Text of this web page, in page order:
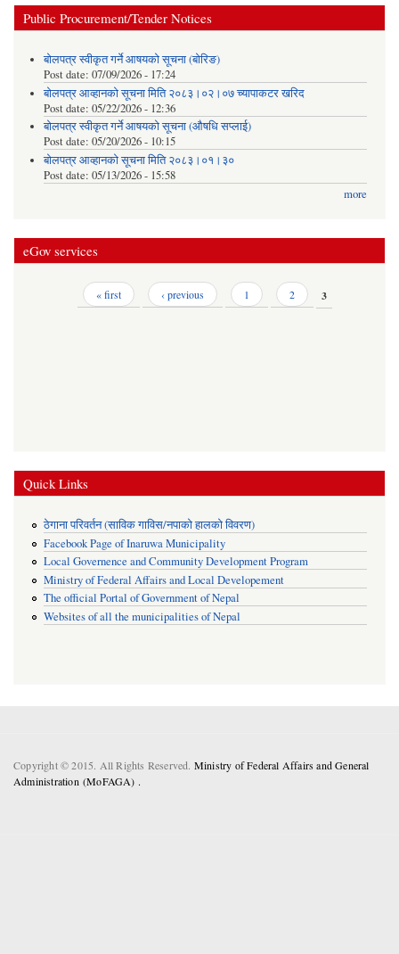
Public Procurement/Tender Notices
बोलपत्र स्वीकृत गर्ने आषयको सूचना (बोरिङ)
Post date: 07/09/2026 - 17:24
बोलपत्र आव्हानको सूचना मिति २०८३।०२।०७ च्यापाकटर खरिद
Post date: 05/22/2026 - 12:36
बोलपत्र स्वीकृत गर्ने आषयको सूचना (औषधि सप्लाई)
Post date: 05/20/2026 - 10:15
बोलपत्र आव्हानको सूचना मिति २०८३।०१।३०
Post date: 05/13/2026 - 15:58
more
eGov services
« first ‹ previous 1 2 3
Quick Links
ठेगाना परिवर्तन (साविक गाविस/नपाको हालको विवरण)
Facebook Page of Inaruwa Municipality
Local Governence and Community Development Program
Ministry of Federal Affairs and Local Developement
The official Portal of Government of Nepal
Websites of all the municipalities of Nepal
Copyright © 2015. All Rights Reserved. Ministry of Federal Affairs and General
Administration (MoFAGA) .